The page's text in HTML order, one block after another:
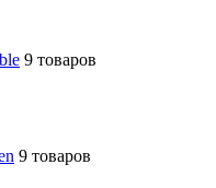
9 товаров
9 товаров